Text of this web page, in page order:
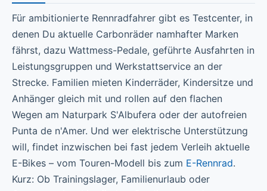
Für ambitionierte Rennradfahrer gibt es Testcenter, in
denen Du aktuelle Carbonräder namhafter Marken
fährst, dazu Wattmess-Pedale, geführte Ausfahrten in
Leistungsgruppen und Werkstattservice an der
Strecke. Familien mieten Kinderräder, Kindersitze und
Anhänger gleich mit und rollen auf den flachen
Wegen am Naturpark S'Albufera oder der autofreien
Punta de n'Amer. Und wer elektrische Unterstützung
will, findet inzwischen bei fast jedem Verleih aktuelle
E-Bikes – vom Touren-Modell bis zum E-Rennrad.
Kurz: Ob Trainingslager, Familienurlaub oder